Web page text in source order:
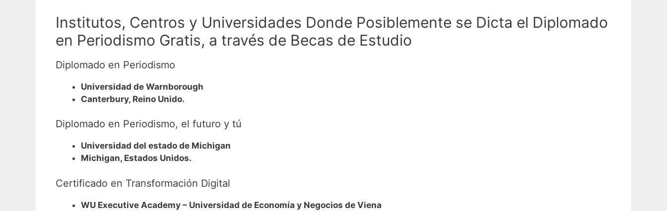
Institutos, Centros y Universidades Donde Posiblemente se Dicta el Diplomado
en Periodismo Gratis, a través de Becas de Estudio
Diplomado en Periodismo
Universidad de Warnborough
Canterbury, Reino Unido.
Diplomado en Periodismo, el futuro y tú
Universidad del estado de Michigan
Michigan, Estados Unidos.
Certificado en Transformación Digital
WU Executive Academy – Universidad de Economía y Negocios de Viena